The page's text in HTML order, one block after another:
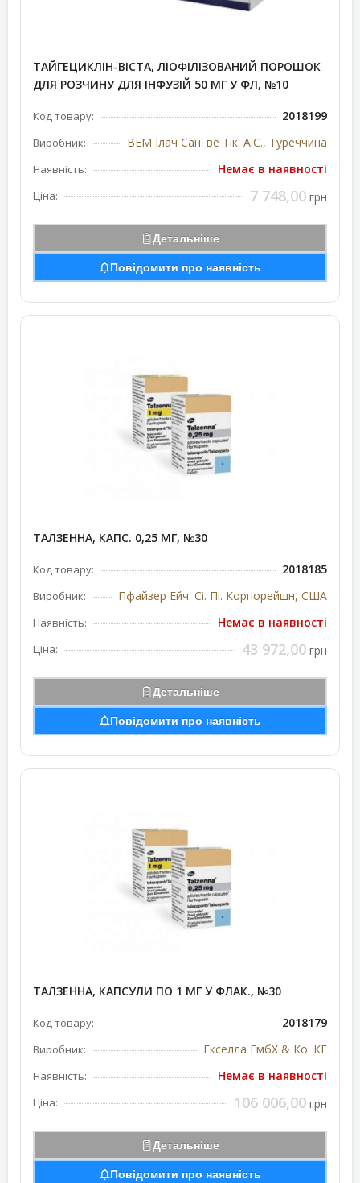
ТАЙГЕЦИКЛІН-ВІСТА, ЛІОФІЛІЗОВАНИЙ ПОРОШОК
ДЛЯ РОЗЧИНУ ДЛЯ ІНФУЗІЙ 50 МГ У ФЛ, №10
Код товару: 2018199
Виробник: ВЕМ Ілач Сан. ве Тік. А.С., Туреччина
Наявність: Немає в наявності
Ціна: 7 748,00 грн
Детальніше
Повідомити про наявність
ТАЛЗЕННА, КАПС. 0,25 МГ, №30
Код товару: 2018185
Виробник: Пфайзер Ейч. Сі. Пі. Корпорейшн, США
Наявність: Немає в наявності
Ціна: 43 972,00 грн
Детальніше
Повідомити про наявність
ТАЛЗЕННА, КАПСУЛИ ПО 1 МГ У ФЛАК., №30
Код товару: 2018179
Виробник: Екселла ГмбХ & Ко. КГ
Наявність: Немає в наявності
Ціна: 106 006,00 грн
Детальніше
Повідомити про наявність